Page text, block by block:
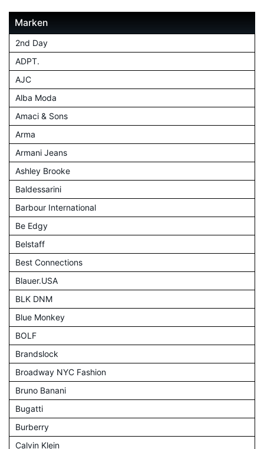
Marken
2nd Day
ADPT.
AJC
Alba Moda
Amaci & Sons
Arma
Armani Jeans
Ashley Brooke
Baldessarini
Barbour International
Be Edgy
Belstaff
Best Connections
Blauer.USA
BLK DNM
Blue Monkey
BOLF
Brandslock
Broadway NYC Fashion
Bruno Banani
Bugatti
Burberry
Calvin Klein